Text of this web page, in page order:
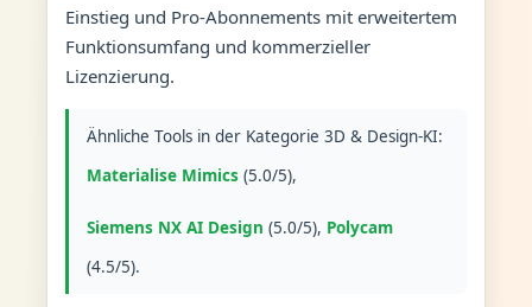
Einstieg und Pro-Abonnements mit erweitertem
Funktionsumfang und kommerzieller
Lizenzierung.
Ähnliche Tools in der Kategorie 3D & Design-KI:
Materialise Mimics(5.0/5),
Siemens NX AI Design (5.0/5), Polycam
(4.5/5).